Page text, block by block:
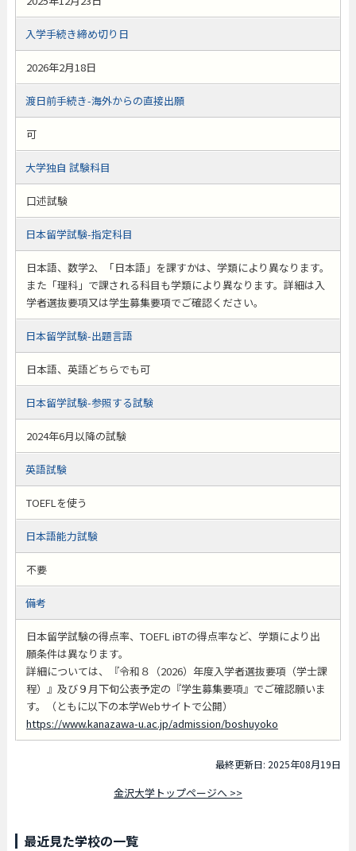
入学手続き締め切り日
2026年2月18日
渡日前手続き-海外からの直接出願
可
大学独自 試験科目
口述試験
日本留学試験-指定科目
日本語、数学2、「日本語」を課すかは、学類により異なります。
また「理科」で課される科目も学類により異なります。詳細は入
学者選抜要項又は学生募集要項でご確認ください。
日本留学試験-出題言語
日本語、英語どちらでも可
日本留学試験-参照する試験
2024年6月以降の試験
英語試験
TOEFLを使う
日本語能力試験
不要
備考
日本留学試験の得点率、TOEFL iBTの得点率など、学類により出
願条件は異なります。
詳細については、『令和８（2026）年度入学者選抜要項（学士課
程）』及び９月下旬公表予定の『学生募集要項』でご確認願いま
す。（ともに以下の本学Webサイトで公開）
https://www.kanazawa-u.ac.jp/admission/boshuyoko
最終更新日: 2025年08月19日
金沢大学トップページへ >>
最近見た学校の一覧